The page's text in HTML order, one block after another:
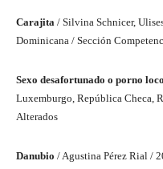
Carajita / Silvina Schnicer,
Dominicana / Sección
Sexo desafortunado o porno loco
Luxemburgo, República Checa,
Alterados
Danubio / Agustina Pérez Rial /